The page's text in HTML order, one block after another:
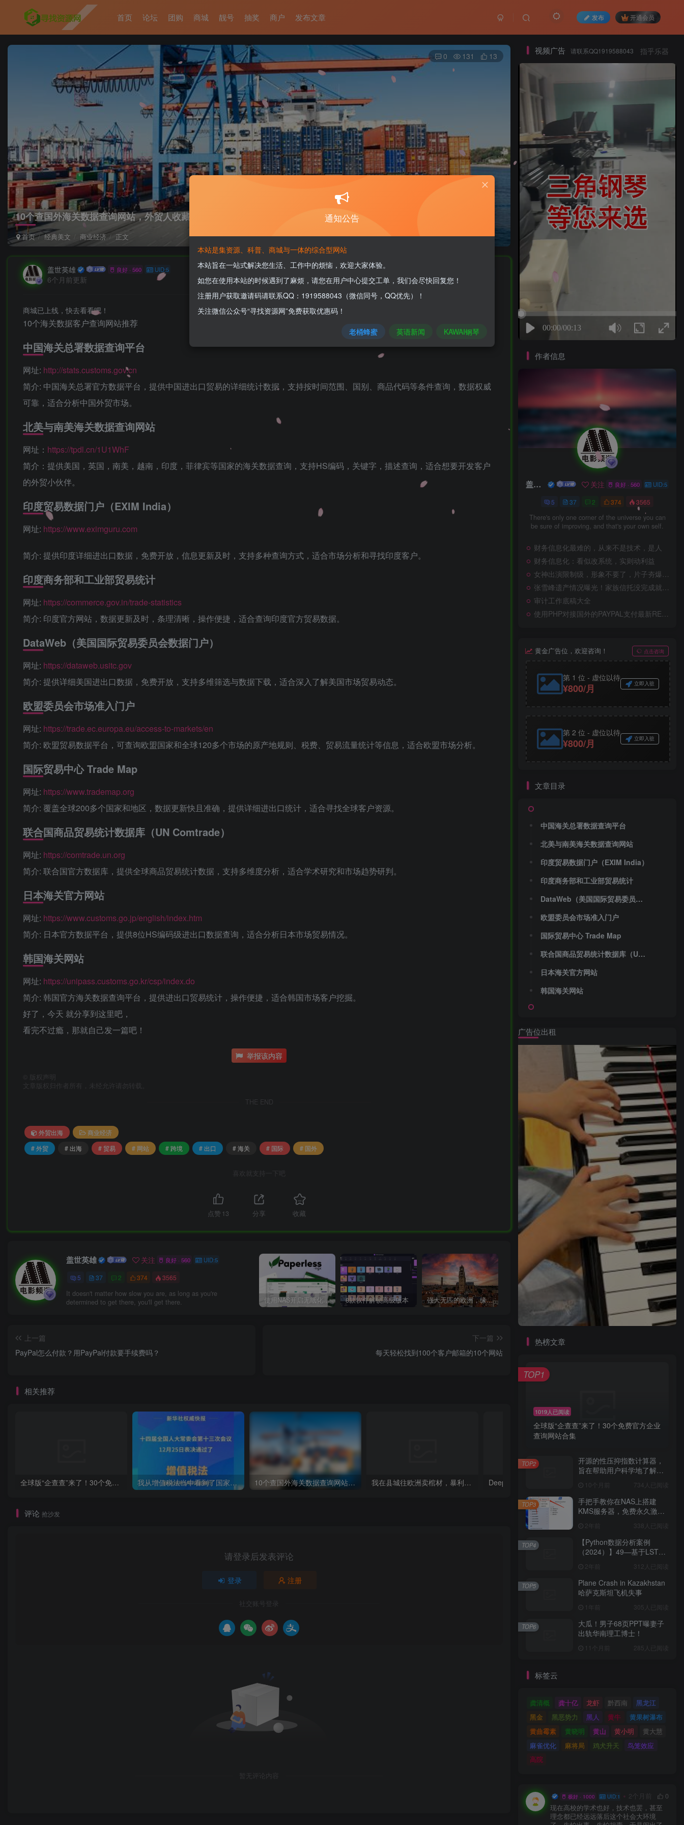
首页 论坛 团购 商城 靓号 抽奖 商户 发布文章 发布 开通会员
10个查国外海关数据查询网站，外贸人收藏
首页 经典美文 商业经济 正文
0 131 13
盖世英雄 良好 · 560 UID:5
6个月前更新
商城已上线，快去看看吧！
10个海关数据客户查询网站推荐
中国海关总署数据查询平台‌
‌网址‌: http://stats.customs.gov.cn
‌简介‌: 中国海关总署官方数据平台，提供中国进出口贸易的详细统计数据，支持按时间范围、国别、商品代码等条件查询，数据权威
可靠，适合分析中国外贸市场。
北美与南美海关数据查询网站
网址： https://tpdl.cn/1U1WhF
简介：提供美国，英国，南美，越南，印度，菲律宾等国家的海关数据查询，支持HS编码 ，关键字，描述查询，适合想要开发客户
的外贸小伙伴。
印度贸易数据门户（EXIM India）‌
‌网址‌: https://www.eximguru.com
‌简介‌: 提供印度详细进出口数据，免费开放，信息更新及时，支持多种查询方式，适合市场分析和寻找印度客户。
‌印度商务部和工业部贸易统计‌
网址‌: https://commerce.gov.in/trade-statistics
‌简介‌: 印度官方网站，数据更新及时，条理清晰，操作便捷，适合查询印度官方贸易数据。
‌DataWeb（美国国际贸易委员会数据门户）‌
网址‌: https://dataweb.usitc.gov
‌简介‌: 提供详细美国进出口数据，免费开放，支持多维筛选与数据下载，适合深入了解美国市场贸易动态。
‌欧盟委员会市场准入门户‌
网址‌: https://trade.ec.europa.eu/access-to-markets/en
‌简介‌: 欧盟贸易数据平台，可查询欧盟国家和全球120多个市场的原产地规则、税费、贸易流量统计等信息，适合欧盟市场分析。
‌国际贸易中心 Trade Map‌
网址‌: https://www.trademap.org
‌简介‌: 覆盖全球200多个国家和地区，数据更新快且准确，提供详细进出口统计，适合寻找全球客户资源。
‌联合国商品贸易统计数据库（UN Comtrade）‌
‌网址‌: https://comtrade.un.org
‌简介‌: 联合国官方数据库，提供全球商品贸易统计数据，支持多维度分析，适合学术研究和市场趋势研判。
‌日本海关官方网站‌
网址‌: https://www.customs.go.jp/english/index.htm
‌简介‌: 日本官方数据平台，提供8位HS编码级进出口数据查询，适合分析日本市场贸易情况。
‌韩国海关网站‌
网址‌: https://unipass.customs.go.kr/csp/index.do
‌简介‌: 韩国官方海关数据查询平台，提供进出口贸易统计，操作便捷，适合韩国市场客户挖掘。
好了，今天 就分享到这里吧，
看完不过瘾，那就自己发一篇吧！
举报该内容
版权声明
文章版权归作者所有，未经允许请勿转载。
THE END
外贸出海
商业经济
# 外贸
# 出海 # 贸易 # 网站 # 跨境 # 出口 # 海关 # 国际 # 国外
喜欢就支持一下吧
点赞 13 分享 收藏
盖世英雄 关注 良好 · 560 UID:5
5 37 2 374 3565
It doesn't matter how slow you are, as long as you're
determined to get there, you'll get there.
使用NAS开启无纸化办公，Docker部署开源文档管理系统『Paperless-ngx』 8款软件解锁高级版本 强大无匹的欧洲，缘何衰落至此？ 人体器官之心肝脾肺肾胰功能简介Introduction to the functions of human organs such as heart, liver, spleen, lungs, kidneys, and pancreas 韩国电影《老千2》韩国限制级经典电影
上一篇
PayPal怎么付款？用PayPal付款要手续费吗？
下一篇
每天轻松找到100个客户邮箱的10个网站
相关推荐
全球版“企查查”来了！30个免费官方企业查询网站合集 我从增值税法当中看到了国家在下的一盘大棋I saw a big game played by the country from the value-added tax law 10个查国外海关数据查询网站，外贸人收藏 我在县城往欧洲卖棺材，暴利中的暴利 DeepSeek的股权架构给所有会计人上了一堂课 详解“EPC+O”模式
评论 抢沙发
请登录后发表评论
登录 注册
社交账号登录
暂无评论内容
视频广告 请联系QQ1919588043 指乎乐器
作者信息
盖世英雄 关注 良好 · 560 UID:5
5 37 2 374 3565
There's only one corner of the universe you can
be sure of improving, and that's your own self.
财务信息化最难的，从来不是技术，是人
财务信息化：看似改系统，实则动利益
女神出演限制级，形象不要了，片子夯爆了！
张雪峰遗产情况曝光！家族信托没完成就离世，曝二婚妻子付幸离异带娃，学历家境被扒
审计工作底稿大全
使用PHP对接国外的PAYPAL支付最新REST API接口
黄金广告位，欢迎咨询！ 点击咨询
第 1 位 - 虚位以待
¥800/月 立即入驻
第 2 位 - 虚位以待
¥800/月 立即入驻
文章目录
中国海关总署数据查询平台‌
北美与南美海关数据查询网站
印度贸易数据门户（EXIM India）‌
‌印度商务部和工业部贸易统计‌
‌DataWeb（美国国际贸易委员会数据门户）‌
‌欧盟委员会市场准入门户‌
‌国际贸易中心 Trade Map‌
‌联合国商品贸易统计数据库（UN Comtrade）‌
‌日本海关官方网站‌
‌韩国海关网站‌
广告位出租
热榜文章
1019人已阅读
全球版“企查查”来了！30个免费官方企业
查询网站合集
TOP1
开源的性压抑指数计算器，
旨在帮助用户科学地了解自
康和亲密关系的发展。
10个月前 734人已阅读
TOP2
手把手教你在NAS上搭建
KMS服务器，免费永久激活
手把手教你在NAS上搭建
KMS服务器，免费永久激活
Windows及Office！建议收藏
2年前 338人已阅读
TOP3
【Python数据分析案例
（2024）】49—基于LSTM
序列2年前 312人已阅读
TOP4
Plane Crash in Kazakhstan
哈萨克斯坦飞机失事
1年前 305人已阅读
TOP5
大瓜！男子68页PPT曝妻子
出轨华南理工博士！
11个月前 285人已阅读
TOP6
标签云
龚清概 龚十亿 龙虾 黔西南
黑龙江
黑金
黑恶势力 黑人 黄牛
黄果树瀑布
黄曲霉素
黄晓明 黄山 黄小明
黄大慧
麻雀优化
麻将局 鸡犬升天
鸟笼效应
高院
小打小闹极好 · 1000 UID:12 2个月前
0
现在高校的学术也好，技术也罢，甚至
理念都已经远远落后这个社会大环境
通知公告
本站是集资源、科普、商城与一体的综合型网站
本站旨在一站式解决您生活、工作中的烦恼，欢迎大家体验。
如您在使用本站的时候遇到了麻烦，请您在用户中心提交工单，我们会尽快回复您！
注册用户获取邀请码请联系QQ：1919588043（微信同号，QQ优先）！
关注微信公众号“寻找资源网”免费获取优惠码！
老桶蜂蜜 英语新闻 KAWAI钢琴